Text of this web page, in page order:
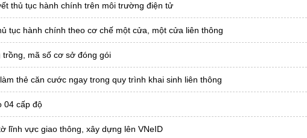
thủ tục hành chính trên môi trường điện tử
tục hành chính theo cơ chế một cửa, một cửa liên thông
mã số cơ sở đóng gói
thẻ căn cước ngay trong quy trình khai sinh liên thông
04 cấp độ
lĩnh vực giao thông, xây dựng lên VNeID